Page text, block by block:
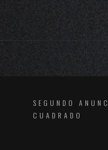
SEGUNDO
CUADRADO